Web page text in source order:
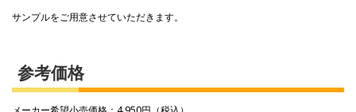
サンプルをご用意させていただきます。
参考価格